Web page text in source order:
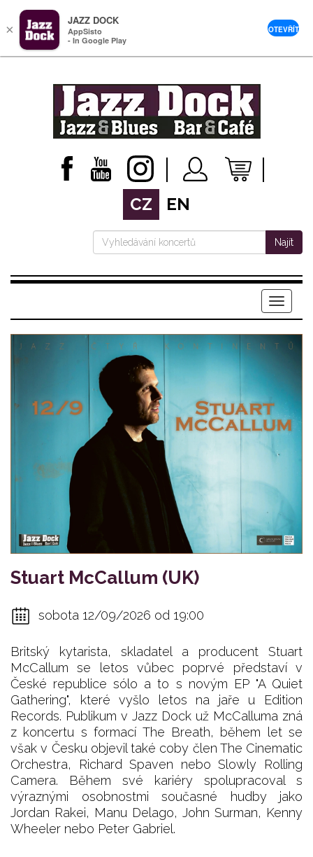
CZ EN
Najít
Menu
Stuart McCallum (UK)
sobota 12/09/2026 od 19:00
Britský kytarista, skladatel a producent Stuart
McCallum se letos vůbec poprvé představí v
České republice sólo a to s novým EP "A Quiet
Gathering", které vyšlo letos na jaře u Edition
Records. Publikum v Jazz Dock už McCalluma zná
z koncertu s formací The Breath, během let se
však v Česku objevil také coby člen The Cinematic
Orchestra, Richard Spaven nebo Slowly Rolling
Camera. Během své kariéry spolupracoval s
výraznými osobnostmi současné hudby jako
Jordan Rakei, Manu Delago, John Surman, Kenny
Wheeler nebo Peter Gabriel.
×
JAZZ DOCK
AppSisto
- In Google Play
OTEVŘÍT